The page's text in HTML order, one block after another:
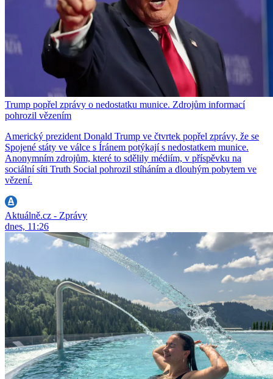
Trump popřel zprávy o nedostatku munice. Zdrojům informací
pohrozil vězením
Americký prezident Donald Trump ve čtvrtek popřel zprávy, že se
Spojené státy ve válce s Íránem potýkají s nedostatkem munice.
Anonymním zdrojům, které to sdělily médiím, v příspěvku na
sociální síti Truth Social pohrozil stíháním a dlouhým pobytem ve
vězení.
Aktuálně.cz - Zprávy
dnes, 11:26